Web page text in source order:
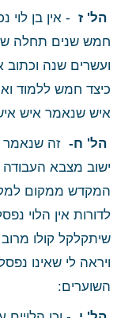
איש שנאמר איש
השוערים: